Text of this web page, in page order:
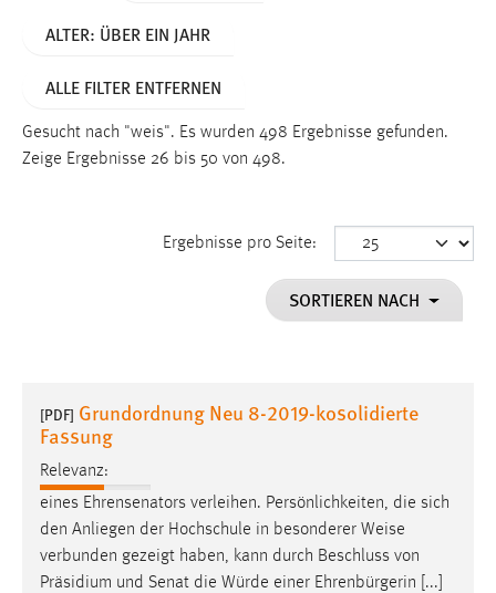
ALTER: ÜBER EIN JAHR
ALLE FILTER ENTFERNEN
Gesucht nach "weis". Es wurden 498 Ergebnisse gefunden.
Zeige Ergebnisse 26 bis 50 von 498.
Ergebnisse pro Seite:
SORTIEREN NACH
[PDF] Grundordnung Neu 8-2019-kosolidierte
Fassung
Relevanz:
eines Ehrensenators verleihen. Persönlichkeiten, die sich
den Anliegen der Hochschule in besonderer Weise
verbunden gezeigt haben, kann durch Beschluss von
Präsidium und Senat die Würde einer Ehrenbürgerin [...]
Funktionen und sind für die einwandfreie Funktion der
Name:
Dieser Cookie speichert die ausgewählten Einverständnis-
Performance
Name:
staticfilecache
Zweck:
Für performante Seitenauslieferung wird in diesem Cookie
gespeichert, ob man eingeloggt ist.